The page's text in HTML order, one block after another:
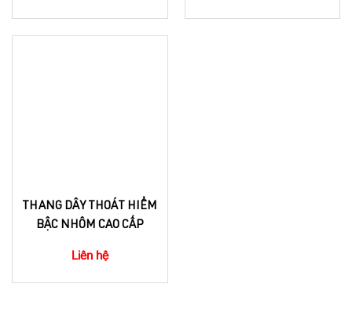
THANG DÂY THOÁT HIỂM
BẬC NHÔM CAO CẤP
Liên hệ